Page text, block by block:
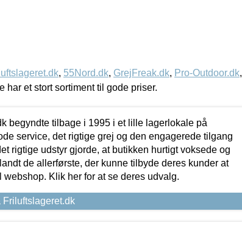
, 55Nord.dk, GrejFreak.dk, Pro-Outdoor.dk,
har et stort sortiment til gode priser.
begyndte tilbage i 1995 i et lille lagerlokale på
service, det rigtige grej og den engagerede tilgang
rigtige udstyr gjorde, at butikken hurtigt voksede og
de allerførste, der kunne tilbyde deres kunder at
webshop. Klik her for at se deres udvalg.
Friluftslageret.dk